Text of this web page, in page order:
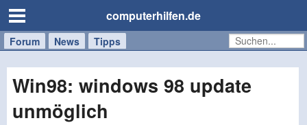
computerhilfen.de
Forum News Tipps
Handy
Tablet
Windows
Mac
Win98: windows 98 update
unmöglich